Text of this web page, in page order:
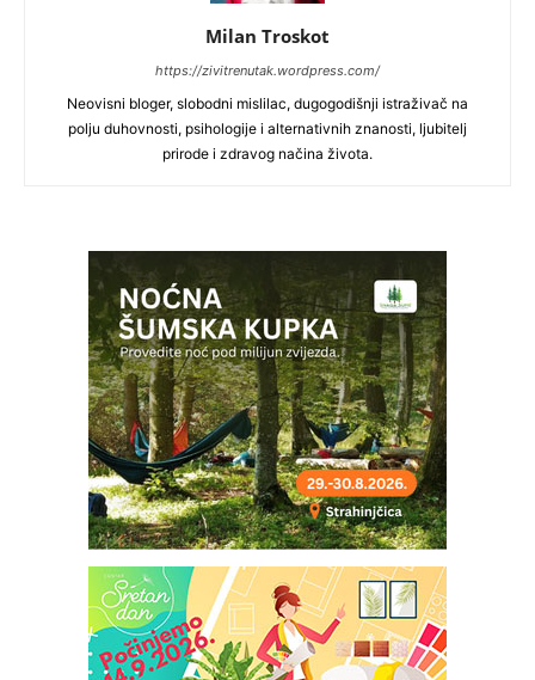
Milan Troskot
https://zivitrenutak.wordpress.com/
Neovisni bloger, slobodni mislilac, dugogodišnji istraživač na
polju duhovnosti, psihologije i alternativnih znanosti, ljubitelj
prirode i zdravog načina života.